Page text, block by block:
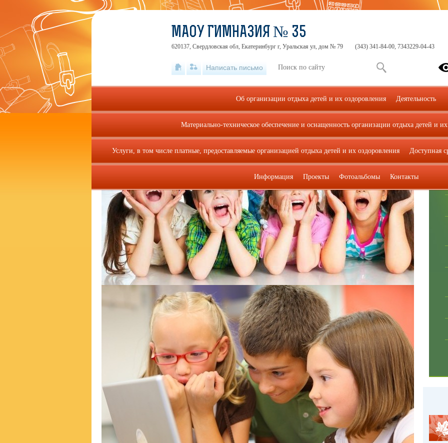
МАОУ ГИМНАЗИЯ № 35
620137, Свердловская обл, Екатеринбург г, Уральская ул, дом № 79 (343) 341-84-00, 7343229-04-43
Написать письмо
Об организации отдыха детей и их оздоровления Деятельность
Материально-техническое обеспечение и оснащенность организации отдыха детей и
Услуги, в том числе платные, предоставляемые организацией отдыха детей и их оздоровления Доступная
Информация Проекты Фотоальбомы Контакты